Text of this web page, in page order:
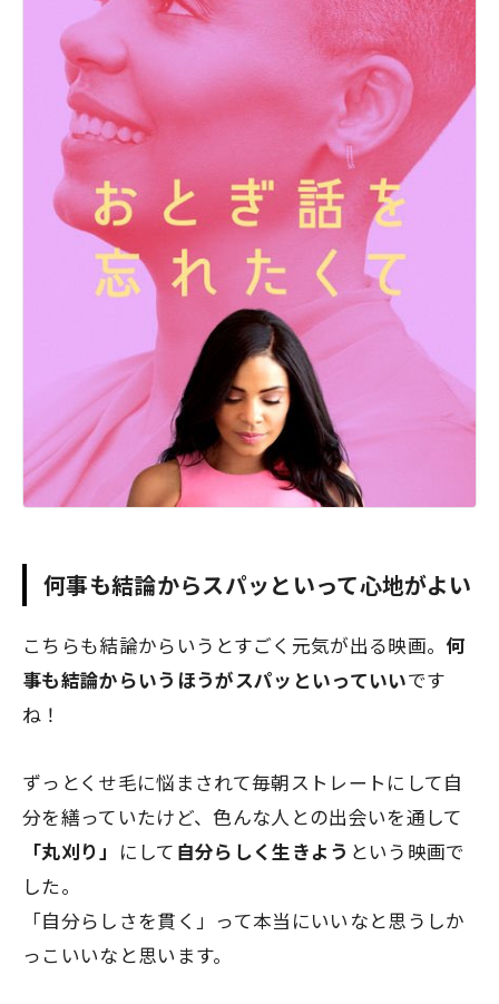
何事も結論からスパッといって心地がよい
こちらも結論からいうとすごく元気が出る映画。 何
事も結論からいうほうがスパッといっていいです
ね！
ずっとくせ毛に悩まされて毎朝ストレートにして自
分を繕っていたけど、色んな人との出会いを通して
「丸刈り」 にして 自分らしく生きよう という映画で
した。
「自分らしさを貫く」って本当にいいなと思うしか
っこいいなと思います。